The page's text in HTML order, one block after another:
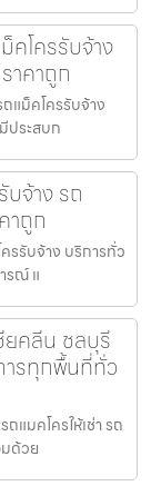
คโครรับจ้าง
าคาถูก
แม็คโครรับจ้าง
ประสบก
จ้าง รถ
าถูก
รรับจ้าง บริการทั่ว
รณ์ แ
ยคลีน ชลบุรี
ารทุกพื้นที่ทั่ว
แมคโครให้เช่า รถ
ด้วย